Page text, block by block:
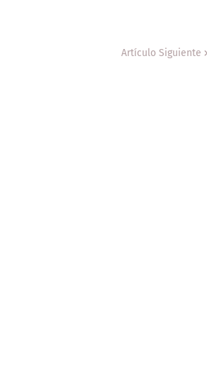
Artículo Siguiente